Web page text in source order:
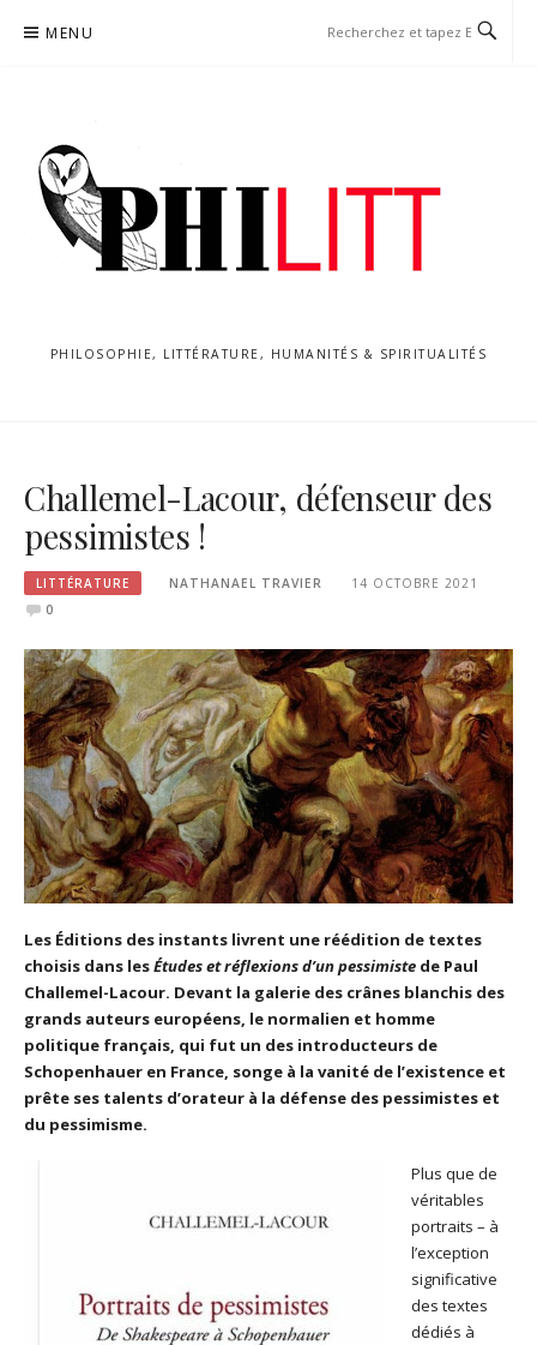
MENU
PHILOSOPHIE, LITTÉRATURE, HUMANITÉS & SPIRITUALITÉS
Challemel-Lacour, défenseur des
pessimistes !
LITTÉRATURE NATHANAEL TRAVIER
14 OCTOBRE 2021
0
Les Éditions des instants livrent une réédition de textes
choisis dans lesÉtudes et réflexions d’un pessimiste de Paul
Challemel-Lacour. Devant la galerie des crânes blanchis des
grands auteurs européens, le normalien et homme
politique français, qui fut un des introducteurs de
Schopenhauer en France, songe à la vanité de l’existence et
prête ses talents d’orateur à la défense des pessimistes et
du pessimisme.
Plus que de
véritables
portraits – à
l’exception
significative
des textes
dédiés à